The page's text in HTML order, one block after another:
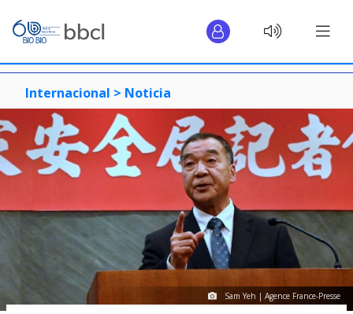
Internacional > Noticia
Sam Yeh | Agence France-Presse